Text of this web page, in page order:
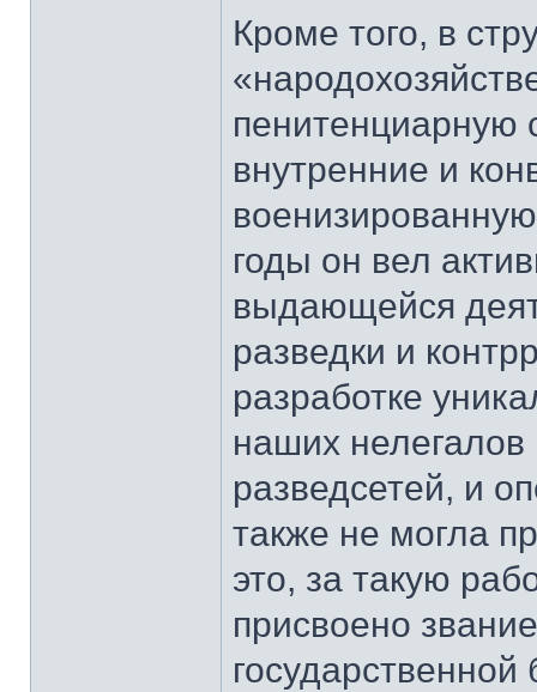
Кроме того, в
пенитенциарную
внутренние и
годы он вел
выдающейся
разведки и
разработке
наших
разведсетей, и
также не могла
это, за такую
присвоено
государственной